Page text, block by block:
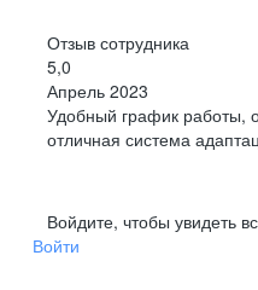
Отзыв сотрудника
5,0
Апрель 2023
Удобный график работы,
отличная система
Войдите, чтобы увидеть
Войти